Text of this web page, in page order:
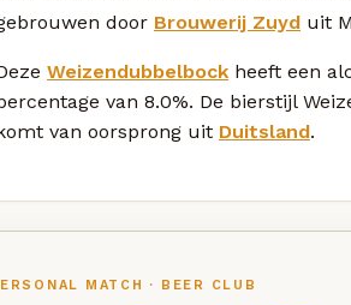
door Brouwerij Zuyd uit
Weizendubbelbock heeft een
van 8.0%. De bierstijl
van oorsprong uit Duitsland.
MATCH · BEER CLUB